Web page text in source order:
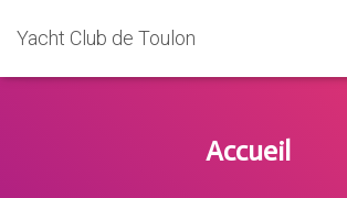
Yacht Club de Toulon
Accueil